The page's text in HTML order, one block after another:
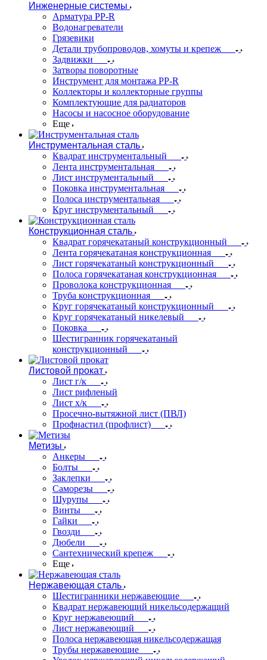
Инженерные системы
Арматура PP-R
Водонагреватели
Грязевики
Детали трубопроводов, хомуты и крепеж
Задвижки
Затворы поворотные
Инструмент для монтажа PP-R
Коллекторы и коллекторные группы
Комплектующие для радиаторов
Насосы и насосное оборудование
Еще
Инструментальная сталь
Квадрат инструментальный
Лента инструментальная
Лист инструментальный
Поковка инструментальная
Полоса инструментальная
Круг инструментальный
Конструкционная сталь
Квадрат горячекатаный конструкционный
Лента горячекатаная конструкционная
Лист горячекатаный конструкционный
Полоса горячекатаная конструкционная
Проволока конструкционная
Труба конструкционная
Круг горячекатаный конструкционный
Круг горячекатаный никелевый
Поковка
Шестигранник горячекатаный
конструкционный
Листовой прокат
Лист г/к
Лист рифленый
Лист х/к
Просечно-вытяжной лист (ПВЛ)
Профнастил (профлист)
Метизы
Анкеры
Болты
Заклепки
Саморезы
Шурупы
Винты
Гайки
Гвозди
Дюбели
Сантехнический крепеж
Еще
Нержавеющая сталь
Шестигранники нержавеющие
Квадрат нержавеющий никельсодержащий
Круг нержавеющий
Лист нержавеющий
Полоса нержавеющая никельсодержащая
Трубы нержавеющие